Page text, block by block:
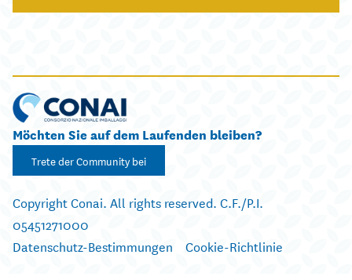
Möchten Sie auf dem Laufenden bleiben?
Trete der Community bei
Copyright Conai. All rights reserved. C.F./P.I.
05451271000
Datenschutz-Bestimmungen
Cookie-Richtlinie